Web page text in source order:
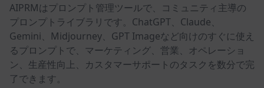
AIPRMはプロンプト管理ツールで、コミュニティ主導の
プロンプトライブラリです。ChatGPT、Claude、
Gemini、Midjourney、GPT Imageなど向けのすぐに使え
るプロンプトで、マーケティング、営業、オペレーショ
ン、生産性向上、カスタマーサポートのタスクを数分で完
了できます。